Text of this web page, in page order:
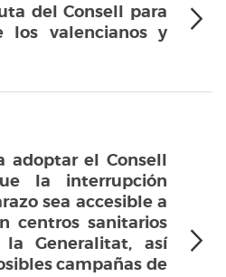
del Consell para
los valencianos y
adoptar el Consell
la interrupción
sea accesible a
centros sanitarios
Generalitat, así
campañas de